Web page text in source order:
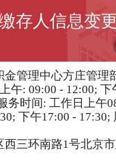
存人信息变
金管理中心方庄管理
午: 09:00 - 12:00; 下
务时间: 工作日上午
下午17:00 - 17:30;
西三环南路1号北京